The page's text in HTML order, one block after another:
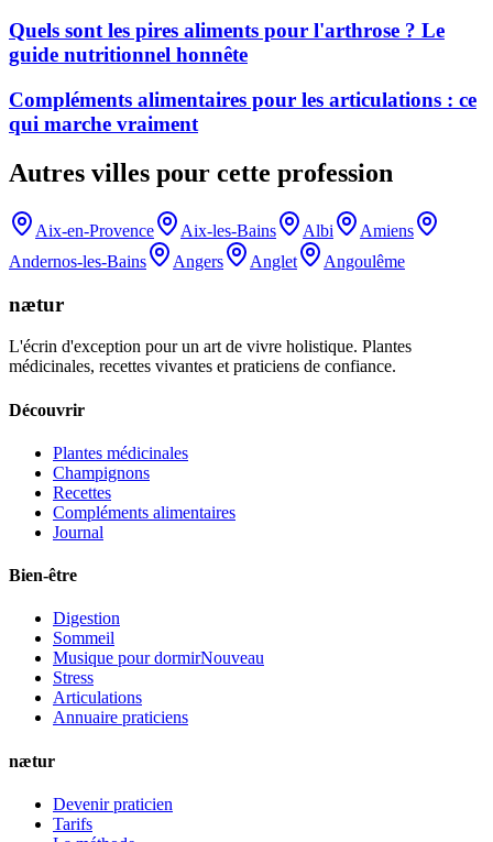
Quels sont les pires aliments pour l'arthrose ? Le
guide nutritionnel honnête
Compléments alimentaires pour les articulations : ce
qui marche vraiment
Autres villes pour cette profession
Aix-en-Provence Aix-les-Bains Albi
Amiens
Andernos-les-Bains
Angers Anglet Angoulême
nætur
L'écrin d'exception pour un art de vivre holistique. Plantes
médicinales, recettes vivantes et praticiens de confiance.
Découvrir
Plantes médicinales
Champignons
Recettes
Compléments alimentaires
Journal
Bien-être
Digestion
Sommeil
Musique pour dormirNouveau
Stress
Articulations
Annuaire praticiens
nætur
Devenir praticien
Tarifs